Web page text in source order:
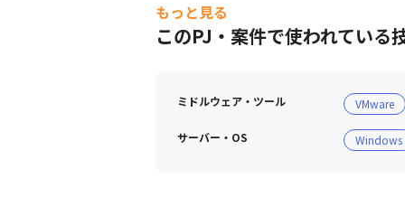
もっと見る
このPJ・案件で使われている
ミドルウェア・ツール VMware
サーバー・OS Windows